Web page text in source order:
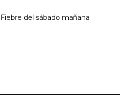
Fiebre del sábado mañana